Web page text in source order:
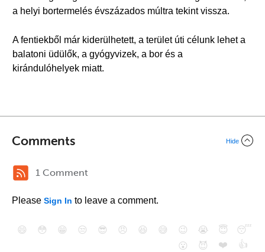
a helyi bortermelés évszázados múltra tekint vissza.
A fentiekből már kiderülhetett, a terület úti célunk lehet a
balatoni üdülők, a gyógyvizek, a bor és a
kirándulóhelyek miatt.
Comments Hide
1 Comment
Please Sign In to leave a comment.
😄 😳 😁 😒 😎 😠 😆 😅 😉 😭 😇
😴
😮
😈 ❤️ 👍